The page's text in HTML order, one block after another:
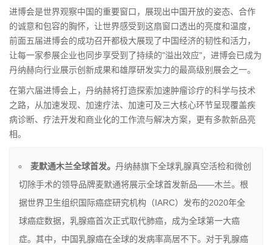
进博会是世界观察中国的重要窗口，展现出中国开放的姿态、合作
的诚意和包容的胸怀，让世界感受到这扇窗口透出的亮度和温度，
前面五届进博会的成功召开都极大展现了中国经济的韧性和活力，
让每一家参展企业也同步享受到了持续的"溢出效应"，进博会已成为
丹纳赫向行业展示创新成果和雄厚研发实力的最高级别展会之一。
在第六届进博会上，丹纳赫将打造探索加速肿瘤诊疗的科学与技术
之路，从加速发现、加速疗法、加速可及三大核心环节呈现覆盖疾
病诊断、疗法开发和商业化的工作流与解决方案，更有多款新品亮
相。
麦默通木兰全球首发。 丹纳赫旗下全球乳腺真空活检和微创
切除手术的领导品牌麦默通将展示全球首发新品——木兰。根
据世界卫生组织国际癌症研究机构（IARC）发布的2020年全
球癌症数据，乳腺癌首次正式取代肺癌，成为全球第一大癌
症。其中，中国乳腺癌在全球的发病率高居不下。对于乳腺癌